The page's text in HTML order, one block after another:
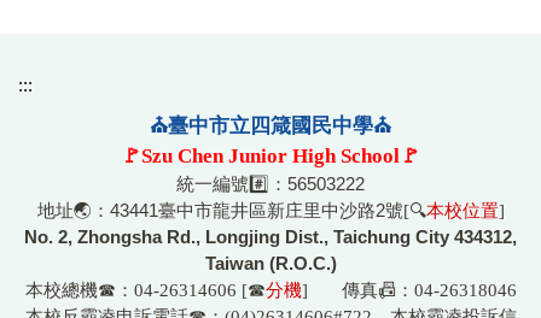
:::
⛪臺中市立四箴國民中學⛪
🚩Szu Chen Junior High School🚩
統一編號#️⃣：56503222
地址🌏：43441臺中市龍井區新庄里中沙路2號[🔍本校位置]
No. 2, Zhongsha Rd., Longjing Dist., Taichung City 434312,
Taiwan (R.O.C.)
本校總機☎ ：04-26314606 [☎分機] 傳真📠：04-26318046